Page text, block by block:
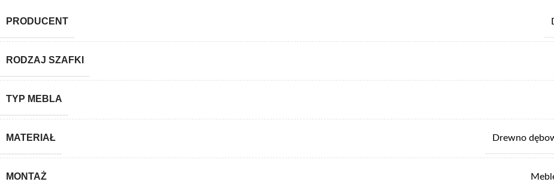
PRODUCENT
RODZAJ SZAFKI
TYP MEBLA
MATERIAŁ Drewno
MONTAŻ